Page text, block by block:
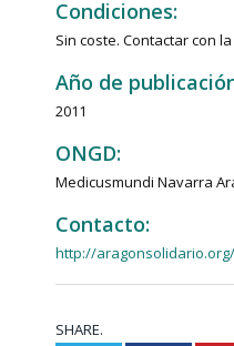
Condiciones:
Sin coste. Contactar con
Año de
2011
ONGD:
Medicusmundi Navarra
Contacto:
http://
SHARE.